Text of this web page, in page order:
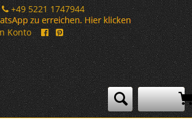
+49 5221 1747944
Konto